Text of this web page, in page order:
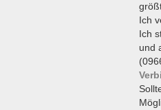
Ich
Ich
und